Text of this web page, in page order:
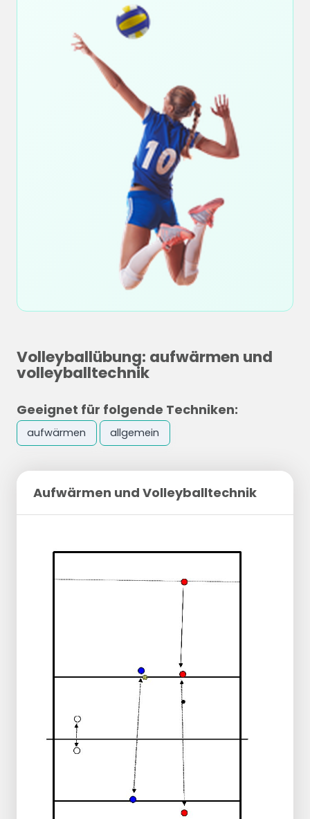
Volleyballübung: aufwärmen und
volleyballtechnik
Geeignet für folgende Techniken:
aufwärmen allgemein
Aufwärmen und Volleyballtechnik